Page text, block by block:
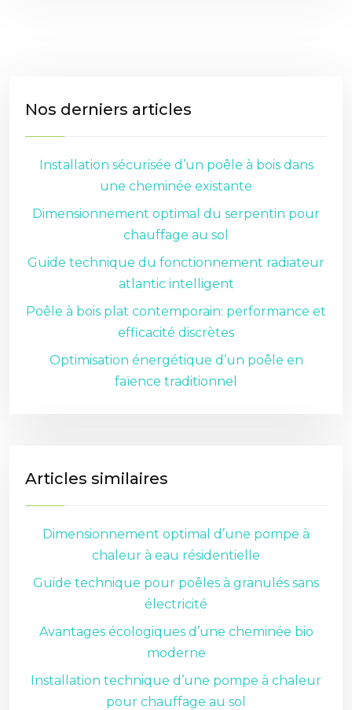
Nos derniers articles
Installation sécurisée d’un poêle à bois dans
une cheminée existante
Dimensionnement optimal du serpentin pour
chauffage au sol
Guide technique du fonctionnement radiateur
atlantic intelligent
Poêle à bois plat contemporain: performance et
efficacité discrètes
Optimisation énergétique d’un poêle en
faïence traditionnel
Articles similaires
Dimensionnement optimal d’une pompe à
chaleur à eau résidentielle
Guide technique pour poêles à granulés sans
électricité
Avantages écologiques d’une cheminée bio
moderne
Installation technique d’une pompe à chaleur
pour chauffage au sol